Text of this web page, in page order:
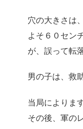
穴の大きさは
よそ６０セン
が、誤って転
男の子は、救
当局によりま
その後、軍の